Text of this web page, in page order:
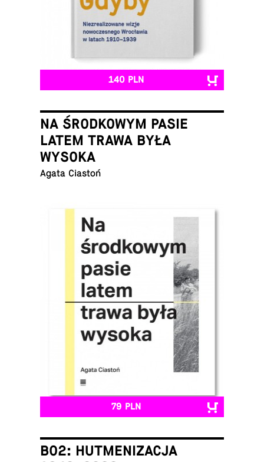
140 PLN
NA ŚRODKOWYM PASIE
LATEM TRAWA BYŁA
WYSOKA
Agata Ciastoń
79 PLN
B02: HUTMENIZACJA